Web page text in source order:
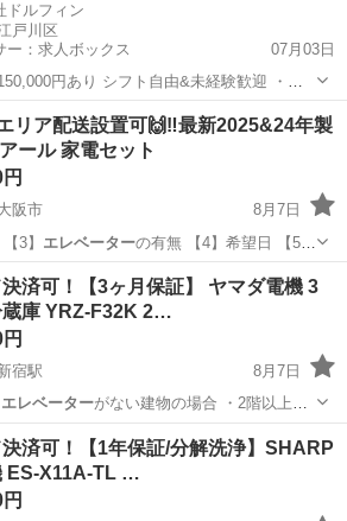
ドルフィン
戸川区
ー：求人ボックス
07月03日
円あり シフト自由&未経験歓迎
・直
車・バイク通勤OK ・週1～OK ・日払い・
可能です! <仕事内容> 建築・土木工事現場
リア配送設置可🙌‼️最新2025&24年製
ール 家電セット
阪市
8月7日
3】 エレベーターの有無 【4】希望日 【5】
チン家電 ハイアール
済可！【3ヶ月保証】 ヤマダ電機 3
ドア冷蔵庫 YRZ-F32K 2…
宿駅
8月7日
エレベーターがない建物の場合 ・2階以上：1
駅 キッチン家電 32K
決済可！【1年保証/分解洗浄】SHARP
ES-X11A-TL …